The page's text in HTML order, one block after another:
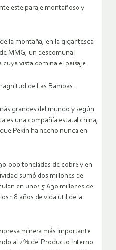
este paraje montañoso y
la montaña, en la gigantesca
MMG, un descomunal
vista domina el paisaje.
de Las Bambas.
grandes del mundo y según
es una compañía estatal china,
Pekín ha hecho nunca en
toneladas de cobre y en
sumó dos millones de
en unos 5.630 millones de
18 años de vida útil de la
minera más importante
al 2% del Producto Interno